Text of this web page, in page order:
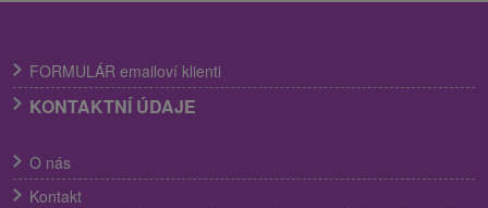
FORMULÁR emailoví klienti
KONTAKTNÍ ÚDAJE
O nás
Kontakt